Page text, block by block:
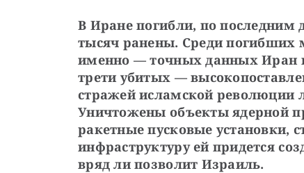
В Иране погибли, по последним
тысяч ранены. Среди погибших
именно — точных данных Иран
трети убитых —
стражей исламской революции
Уничтожены объекты ядерной
ракетные пусковые установки,
инфраструктуру ей придется
вряд ли позволит Израиль.